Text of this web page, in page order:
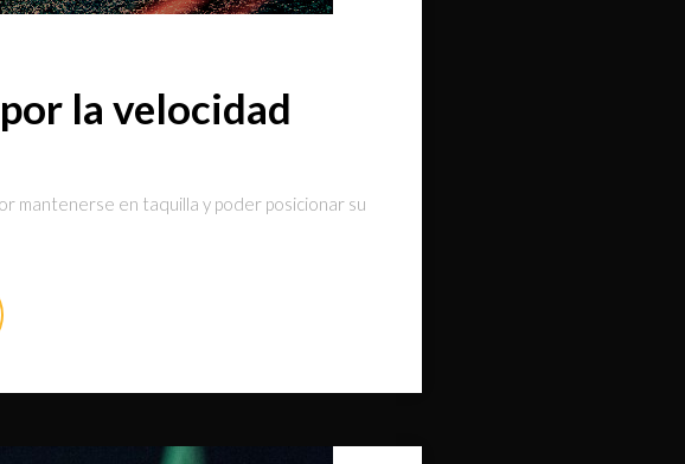
la velocidad
mantenerse en taquilla y poder posicionar su